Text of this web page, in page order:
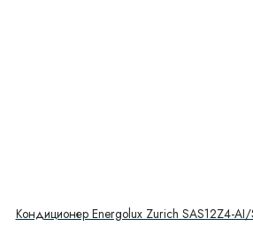
Кондиционер Energolux Zurich SAS12Z4-AI/